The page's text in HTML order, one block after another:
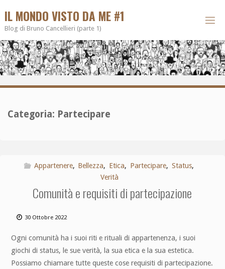
IL MONDO VISTO DA ME #1
Blog di Bruno Cancellieri (parte 1)
Categoria: Partecipare
Appartenere, Bellezza, Etica, Partecipare, Status,
Verità
Comunità e requisiti di partecipazione
30 Ottobre 2022
Ogni comunità ha i suoi riti e rituali di appartenenza, i suoi
giochi di status, le sue verità, la sua etica e la sua estetica.
Possiamo chiamare tutte queste cose requisiti di partecipazione.